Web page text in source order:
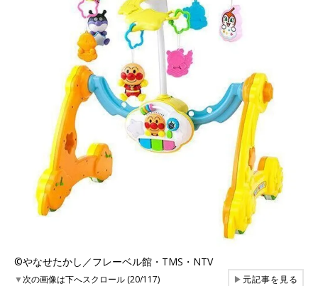
©︎やなせたかし／フレーベル館・TMS・NTV
▼次の画像は下へスクロール (20/117) ▶元記事を見る